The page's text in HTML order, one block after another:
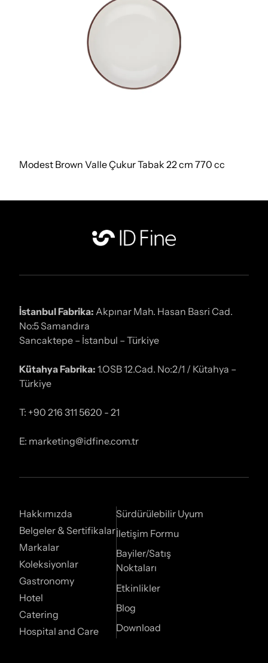
Modest Brown Valle Çukur Tabak 22 cm 770 cc
İstanbul Fabrika: Akpınar Mah. Hasan Basri Cad.
No:5 Samandıra
Sancaktepe – İstanbul – Türkiye
Kütahya Fabrika: 1.OSB 12.Cad. No:2/1 / Kütahya –
Türkiye
T: +90 216 311 5620 - 21
E: marketing@idfine.com.tr
Hakkımızda
Belgeler & Sertifikalar
Markalar
Koleksiyonlar
Gastronomy
Hotel
Catering
Hospital and Care
Sürdürülebilir Uyum
İletişim Formu
Bayiler/Satış
Noktaları
Etkinlikler
Blog
Download